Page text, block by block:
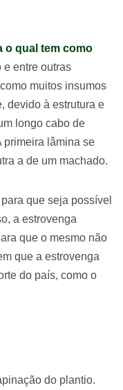
o qual tem como
e entre outras
muitos insumos
devido à estrutura e
longo cabo de
primeira lâmina se
a de um machado.
que seja possível
a estrovenga
que o mesmo não
que a estrovenga
do país, como o
do plantio.